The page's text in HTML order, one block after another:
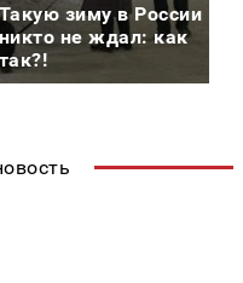
Такую зиму в России
никто не ждал: как
так?!